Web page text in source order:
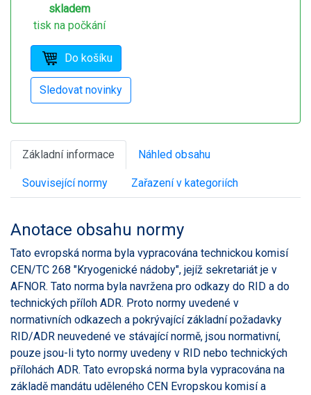
skladem
tisk na počkání
Základní informace Náhled obsahu
Související normy Zařazení v kategoriích
Anotace obsahu normy
Tato evropská norma byla vypracována technickou komisí
CEN/TC 268 "Kryogenické nádoby", jejíž sekretariát je v
AFNOR. Tato norma byla navržena pro odkazy do RID a do
technických příloh ADR. Proto normy uvedené v
normativních odkazech a pokrývající základní požadavky
RID/ADR neuvedené ve stávající normě, jsou normativní,
pouze jsou-li tyto normy uvedeny v RID nebo technických
přílohách ADR. Tato evropská norma byla vypracována na
základě mandátu uděleného CEN Evropskou komisí a